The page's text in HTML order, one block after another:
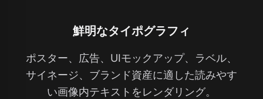
鮮明なタイポグラフィ
ポスター、広告、UIモックアップ、ラベル、
サイネージ、ブランド資産に適した読みやす
い画像内テキストをレンダリング。